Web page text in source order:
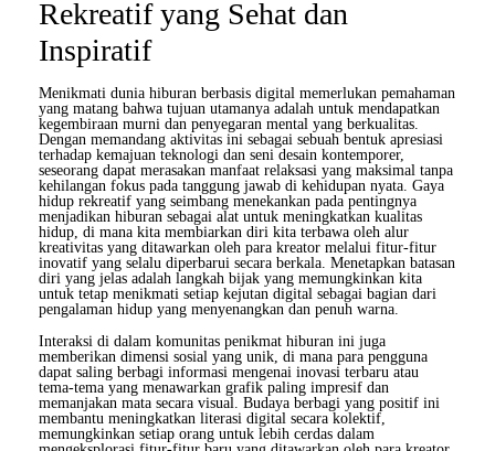
Rekreatif yang Sehat dan
Inspiratif
Menikmati dunia hiburan berbasis digital memerlukan pemahaman
yang matang bahwa tujuan utamanya adalah untuk mendapatkan
kegembiraan murni dan penyegaran mental yang berkualitas.
Dengan memandang aktivitas ini sebagai sebuah bentuk apresiasi
terhadap kemajuan teknologi dan seni desain kontemporer,
seseorang dapat merasakan manfaat relaksasi yang maksimal tanpa
kehilangan fokus pada tanggung jawab di kehidupan nyata. Gaya
hidup rekreatif yang seimbang menekankan pada pentingnya
menjadikan hiburan sebagai alat untuk meningkatkan kualitas
hidup, di mana kita membiarkan diri kita terbawa oleh alur
kreativitas yang ditawarkan oleh para kreator melalui fitur-fitur
inovatif yang selalu diperbarui secara berkala. Menetapkan batasan
diri yang jelas adalah langkah bijak yang memungkinkan kita
untuk tetap menikmati setiap kejutan digital sebagai bagian dari
pengalaman hidup yang menyenangkan dan penuh warna.
Interaksi di dalam komunitas penikmat hiburan ini juga
memberikan dimensi sosial yang unik, di mana para pengguna
dapat saling berbagi informasi mengenai inovasi terbaru atau
tema-tema yang menawarkan grafik paling impresif dan
memanjakan mata secara visual. Budaya berbagi yang positif ini
membantu meningkatkan literasi digital secara kolektif,
memungkinkan setiap orang untuk lebih cerdas dalam